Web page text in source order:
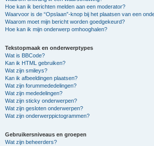
Hoe kan ik berichten melden aan een moderator?
Waarvoor is de “Opslaan”-knop bij het plaatsen van een
Waarom moet mijn bericht worden goedgekeurd?
Hoe kan ik mijn onderwerp omhooghalen?
Tekstopmaak en onderwerptypes
Wat is BBCode?
Kan ik HTML gebruiken?
Wat zijn smileys?
Kan ik afbeeldingen plaatsen?
Wat zijn forummededelingen?
Wat zijn mededelingen?
Wat zijn sticky onderwerpen?
Wat zijn gesloten onderwerpen?
Wat zijn onderwerppictogrammen?
Gebruikersniveaus en groepen
Wat zijn beheerders?